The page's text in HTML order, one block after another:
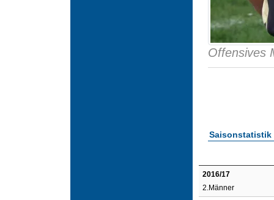
Offensives
Saisonstatistik
2016/17
2.Männer